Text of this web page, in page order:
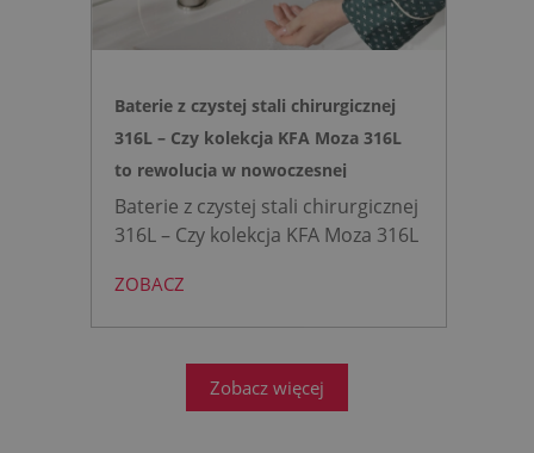
Baterie z czystej stali chirurgicznej
316L – Czy kolekcja KFA Moza 316L
to rewolucja w nowoczesnej
łazience?
Baterie z czystej stali chirurgicznej
316L – Czy kolekcja KFA Moza 316L
łazience?
projektowanie łazienek stanęło
ZOBACZ
Zobacz więcej